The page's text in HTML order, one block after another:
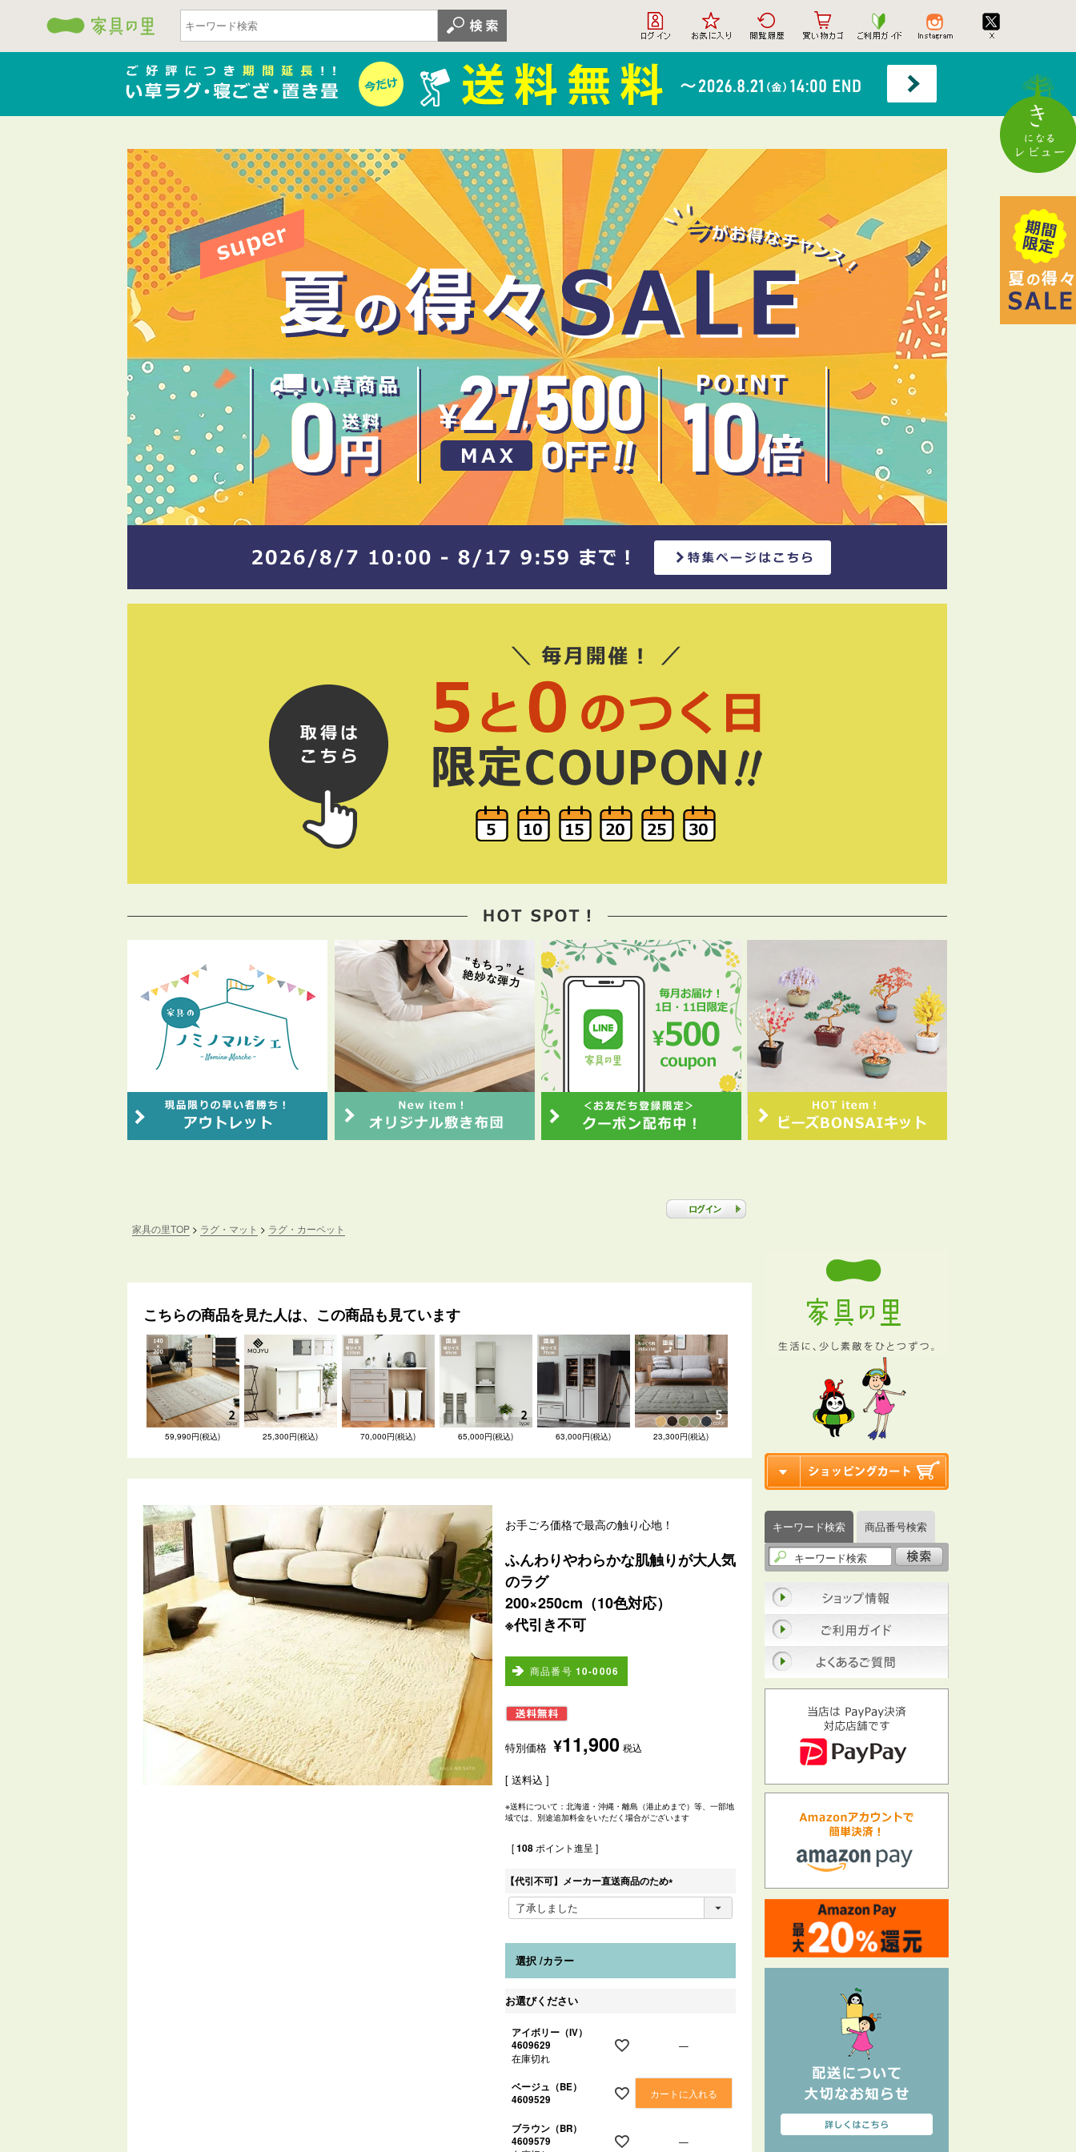
家具の里TOP ラグ・マット ラグ・カーペット
こちらの商品を見た人は、この商品も見ています
59,990円(税込) 25,300円(税込) 70,000円(税込) 65,000円(税込) 63,000円(税込) 23,300円(税込)
お手ごろ価格で最高の触り心地！
ふんわりやわらかな肌触りが大人気
のラグ
200×250cm（10色対応）
※代引き不可
商品番号 10-0006
特別価格 ¥11,900 税込
送料込
※送料について：北海道・沖縄・離島（港止めまで）等、一部地
域では、別途追加料金をいただく場合がございます
[108 ポイント進呈 ]
【代引不可】メーカー直送商品のため
(
須
選択 カラー
お選びください
アイボリー（IV）
4609629
在庫切れ
—
ベージュ（BE）
4609529
カートに入れる
ブラウン（BR）
4609579
—
キーワード検索 商品番号検索